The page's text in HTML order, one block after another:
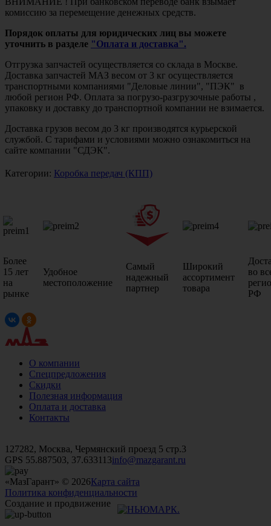
комиссию за перемещение денежных средств.
Порядок оплаты для юридических лиц вы можете
уточнить в разделе "Оплата и доставка".
Отгрузка запчастей осуществляется со склада в Москве.
Доставка запчастей МАЗ весом от 3 кг осуществляется
транспортными компаниями "Деловые линии", "ПЭК" в
любой регион РФ. Оплата за погрузо-разгрузочные работы ,
упаковку и доставку до транспортной компании не взимается.
Доставка грузов весом до 3 кг производятся курьерской
службой. С тарифами и условиями можно ознакомиться на
сайте компании "СДЭК".
Категории: Коробка передач (КПП)
Более
15 лет
на
рынке
Удобное
местоположение
Самый
надежный
партнер
Широкий
ассортимент
товара
во
РФ
О компании
Спецпредложения
Скидки
Полезная информация
Оплата и доставка
Контакты
127282, Москва, Чермянский проезд 5 стр.3
GPS 55.887503, 37.633113info@mazgarant.ru
«МазГарант» © 2026Карта сайта
Политика конфиденциальности
Создание и продвижение